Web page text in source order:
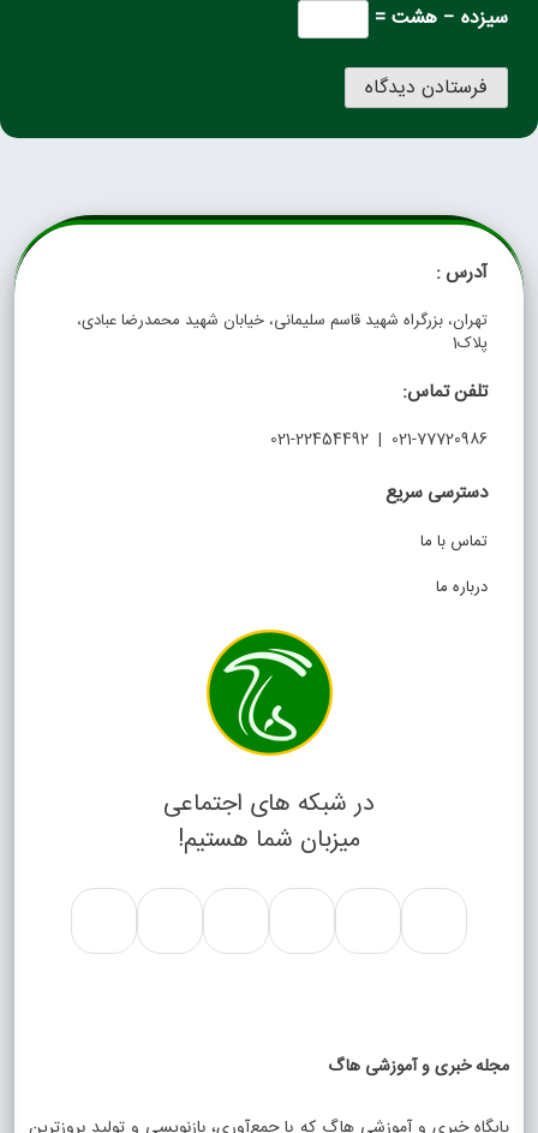
سیزده − هشت =
آدرس :
تهران، بزرگراه شهید قاسم سلیمانی، خیابان شهید محمدرضا عبادی،
پلاک1
تلفن تماس:
021-77720986 | 021-22454492
دسترسی سریع
تماس با ما
درباره ما
در شبکه های اجتماعی
میزبان شما هستیم!
مجله خبری و آموزشی هاگ